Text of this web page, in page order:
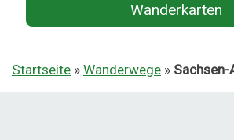
Wanderkarten
Startseite » Wanderwege » Sachsen-